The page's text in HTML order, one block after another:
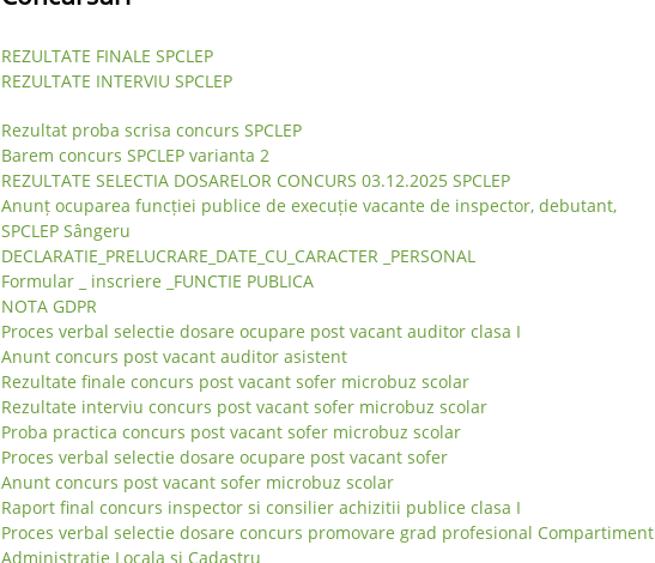
REZULTATE FINALE SPCLEP
REZULTATE INTERVIU SPCLEP
Rezultat proba scrisa concurs SPCLEP
Barem concurs SPCLEP varianta 2
REZULTATE SELECTIA DOSARELOR CONCURS 03.12.2025 SPCLEP
Anunț ocuparea funcției publice de execuție vacante de inspector, debutant,
SPCLEP Sângeru
DECLARATIE_PRELUCRARE_DATE_CU_CARACTER _PERSONAL
Formular _ inscriere _FUNCTIE PUBLICA
NOTA GDPR
Proces verbal selectie dosare ocupare post vacant auditor clasa I
Anunt concurs post vacant auditor asistent
Rezultate finale concurs post vacant sofer microbuz scolar
Rezultate interviu concurs post vacant sofer microbuz scolar
Proba practica concurs post vacant sofer microbuz scolar
Proces verbal selectie dosare ocupare post vacant sofer
Anunt concurs post vacant sofer microbuz scolar
Raport final concurs inspector si consilier achizitii publice clasa I
Proces verbal selectie dosare concurs promovare grad profesional Compartiment
Administratie Locala si Cadastru